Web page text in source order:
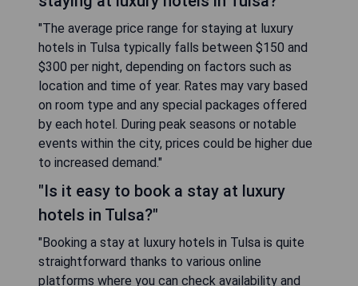
"The average price range for staying at luxury
hotels in Tulsa typically falls between $150 and
$300 per night, depending on factors such as
location and time of year. Rates may vary based
on room type and any special packages offered
by each hotel. During peak seasons or notable
events within the city, prices could be higher due
to increased demand."
"Is it easy to book a stay at luxury
hotels in Tulsa?"
"Booking a stay at luxury hotels in Tulsa is quite
straightforward thanks to various online
platforms where you can check availability and